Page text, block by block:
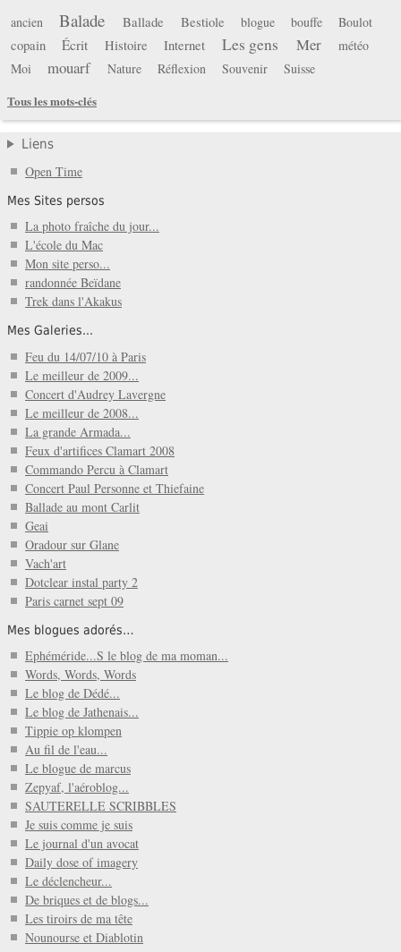
ancien Balade Ballade Bestiole blogue bouffe Boulot
copain Écrit Histoire Internet Les gens Mer
météo
Moi
mouarf Nature Réflexion Souvenir
Suisse
Tous les mots-clés
Liens
Open Time
Mes Sites persos
La photo fraîche du jour...
L'école du Mac
Mon site perso...
randonnée Beïdane
Trek dans l'Akakus
Mes Galeries...
Feu du 14/07/10 à Paris
Le meilleur de 2009...
Concert d'Audrey Lavergne
Le meilleur de 2008...
La grande Armada...
Feux d'artifices Clamart 2008
Commando Percu à Clamart
Concert Paul Personne et Thiefaine
Ballade au mont Carlit
Geai
Oradour sur Glane
Vach'art
Dotclear instal party 2
Paris carnet sept 09
Mes blogues adorés…
Ephéméride...S le blog de ma moman...
Words, Words, Words
Le blog de Dédé...
Le blog de Jathenais...
Tippie op klompen
Au fil de l'eau...
Le blogue de marcus
Zepyaf, l'aéroblog...
SAUTERELLE SCRIBBLES
Je suis comme je suis
Le journal d'un avocat
Daily dose of imagery
Le déclencheur...
De briques et de blogs...
Les tiroirs de ma tête
Nounourse et Diablotin